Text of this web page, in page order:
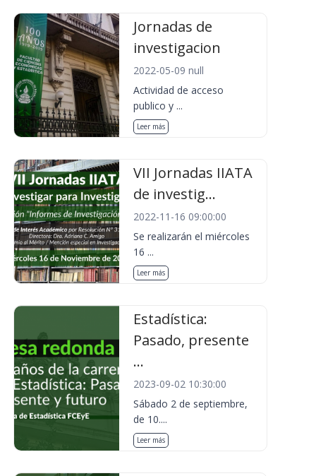
Jornadas de
investigacion
2022-05-09 null
Actividad de acceso
publico y ...
Leer más
VII Jornadas IIATA
de investig...
2022-11-16 09:00:00
Se realizarán el miércoles
16 ...
Leer más
Estadística:
Pasado, presente
...
2023-09-02 10:30:00
Sábado 2 de septiembre,
de 10....
Leer más